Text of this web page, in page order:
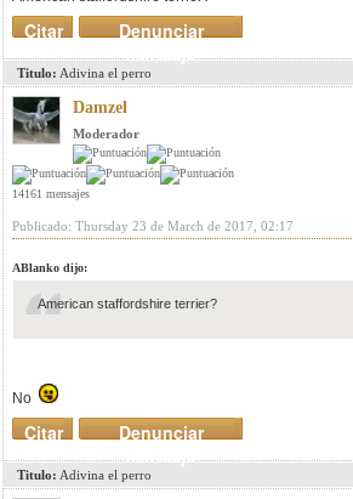
Denunciar
mensaje
Citar
Titulo: Adivina el perro
Damzel
Moderador
14161 mensajes
Publicado: Thursday 23 de March de 2017, 02:17
ABlanko dijo:
American staffordshire terrier?
No
Denunciar
mensaje
Citar
Titulo: Adivina el perro